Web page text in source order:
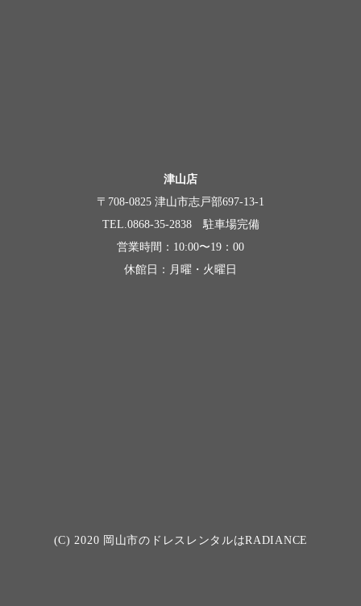
津山店
〒708-0825 津山市志戸部697-13-1
TEL.0868-35-2838 駐車場完備
営業時間：10:00〜19：00
休館日：月曜・火曜日
(C) 2020 岡山市のドレスレンタルはRADIANCE